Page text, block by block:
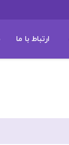
ارتباط با ما